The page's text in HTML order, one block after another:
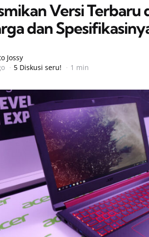
Versi Terbaru
dan
Jossy
5 Diskusi seru! 1 min